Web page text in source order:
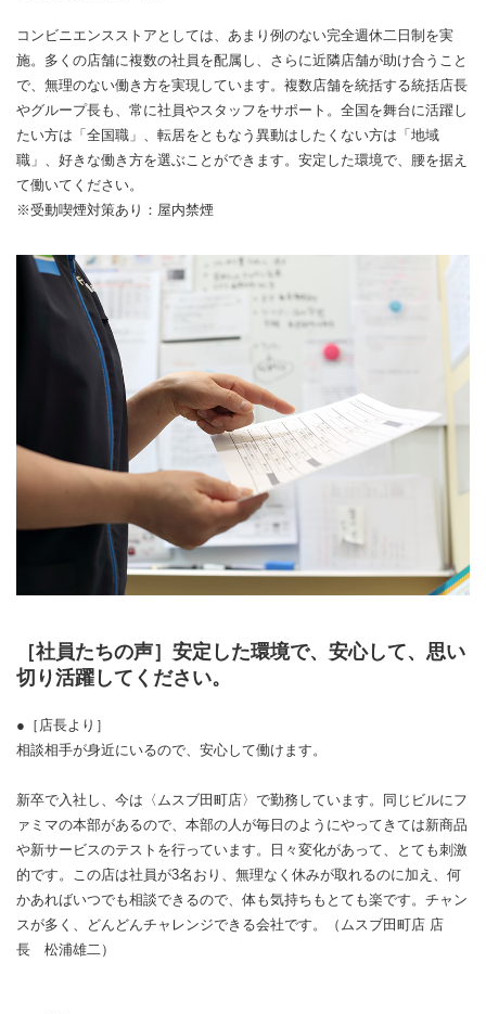
コンビニエンスストアとしては、あまり例のない完全週休二日制を実
施。多くの店舗に複数の社員を配属し、さらに近隣店舗が助け合うこと
で、無理のない働き方を実現しています。複数店舗を統括する統括店長
やグループ長も、常に社員やスタッフをサポート。全国を舞台に活躍し
たい方は「全国職」、転居をともなう異動はしたくない方は「地域
職」、好きな働き方を選ぶことができます。安定した環境で、腰を据え
て働いてください。
※受動喫煙対策あり：屋内禁煙
［社員たちの声］安定した環境で、安心して、思い
切り活躍してください。
●［店長より］
相談相手が身近にいるので、安心して働けます。
新卒で入社し、今は〈ムスブ田町店〉で勤務しています。同じビルにフ
ァミマの本部があるので、本部の人が毎日のようにやってきては新商品
や新サービスのテストを行っています。日々変化があって、とても刺激
的です。この店は社員が3名おり、無理なく休みが取れるのに加え、何
かあればいつでも相談できるので、体も気持ちもとても楽です。チャン
スが多く、どんどんチャレンジできる会社です。（ムスブ田町店 店
長 松浦雄二）